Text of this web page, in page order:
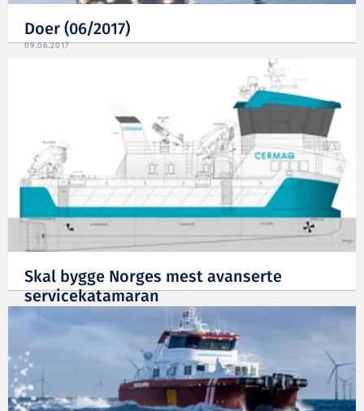
Doer (06/2017)
09.06.2017
Skal bygge Norges mest avanserte
servicekatamaran
03.05.2017